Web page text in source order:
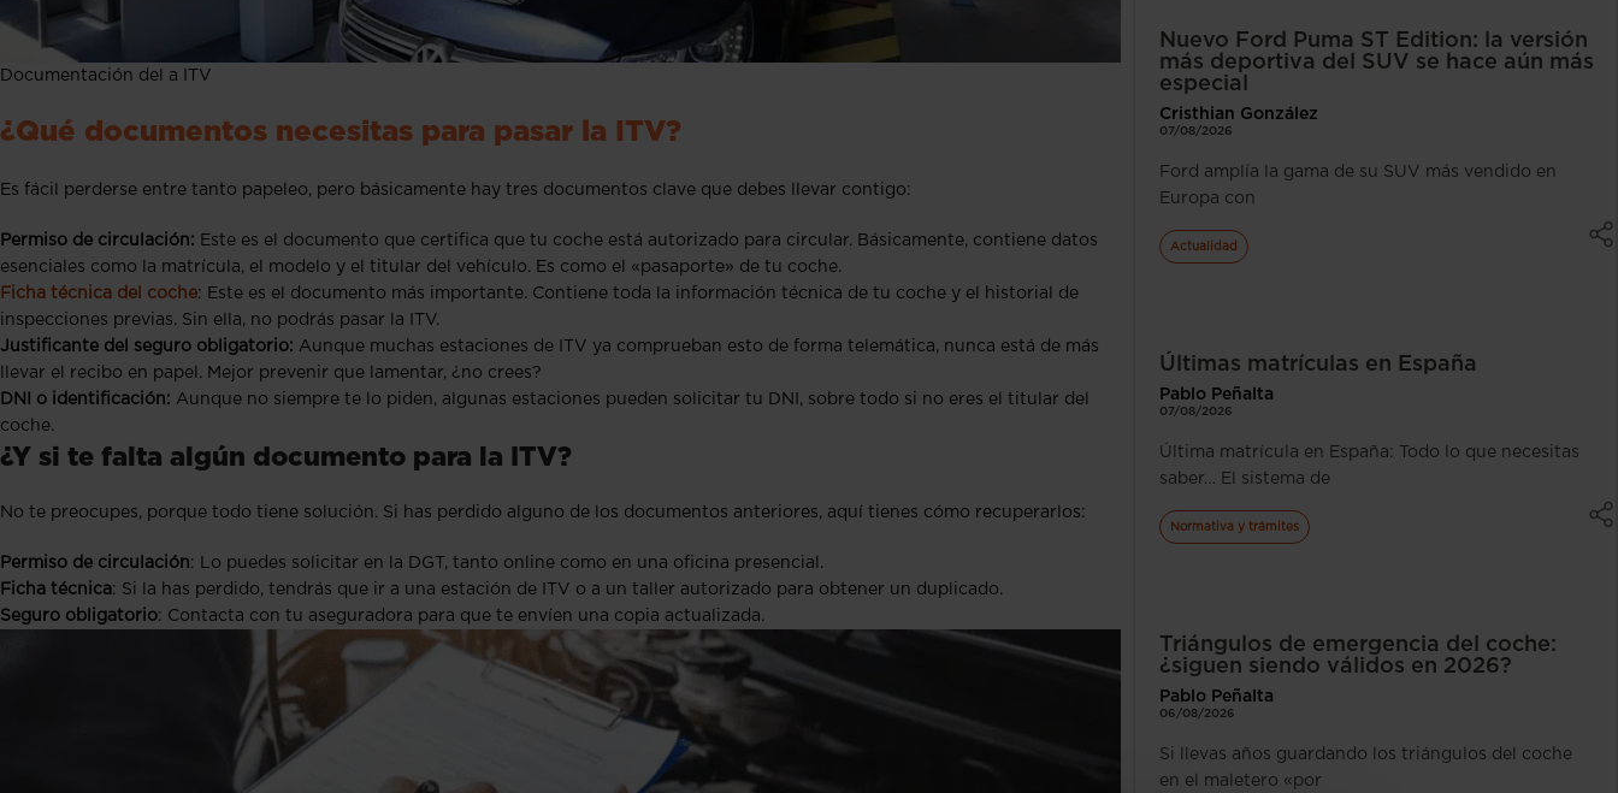
Documentación del a ITV
¿Qué documentos necesitas para pasar la ITV?
Es fácil perderse entre tanto papeleo, pero básicamente hay tres documentos clave que debes llevar contigo:
Permiso de circulación: Este es el documento que certifica que tu coche está autorizado para circular. Básicamente, contiene datos
esenciales como la matrícula, el modelo y el titular del vehículo. Es como el «pasaporte» de tu coche.
Ficha técnica del coche: Este es el documento más importante. Contiene toda la información técnica de tu coche y el historial de
inspecciones previas. Sin ella, no podrás pasar la ITV.
Justificante del seguro obligatorio: Aunque muchas estaciones de ITV ya comprueban esto de forma telemática, nunca está de más
llevar el recibo en papel. Mejor prevenir que lamentar, ¿no crees?
DNI o identificación: Aunque no siempre te lo piden, algunas estaciones pueden solicitar tu DNI, sobre todo si no eres el titular del
coche.
¿Y si te falta algún documento para la ITV?
No te preocupes, porque todo tiene solución. Si has perdido alguno de los documentos anteriores, aquí tienes cómo recuperarlos:
Permiso de circulación: Lo puedes solicitar en la DGT, tanto online como en una oficina presencial.
Ficha técnica: Si la has perdido, tendrás que ir a una estación de ITV o a un taller autorizado para obtener un duplicado.
Seguro obligatorio: Contacta con tu aseguradora para que te envíen una copia actualizada.
Nuevo Ford Puma ST Edition: la versión
más deportiva del SUV se hace aún más
especial
Cristhian González
07/08/2026
Ford amplía la gama de su SUV más vendido en
Europa con
Actualidad
Últimas matrículas en España
Pablo Peñalta
07/08/2026
Última matrícula en España: Todo lo que necesitas
saber… El sistema de
Normativa y trámites
Triángulos de emergencia del coche:
¿siguen siendo válidos en 2026?
Pablo Peñalta
06/08/2026
Si llevas años guardando los triángulos del coche
en el maletero «por